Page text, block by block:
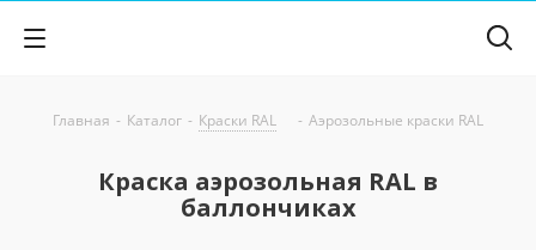
Главная - Каталог - Краски RAL - Аэрозольные краски RAL
Краска аэрозольная RAL в
баллончиках